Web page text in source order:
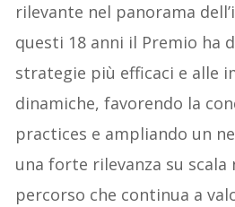
rilevante nel panorama
questi 18 anni il Premio ha
strategie più efficaci e alle
dinamiche, favorendo la
practices e ampliando un
una forte rilevanza su scala
percorso che continua a